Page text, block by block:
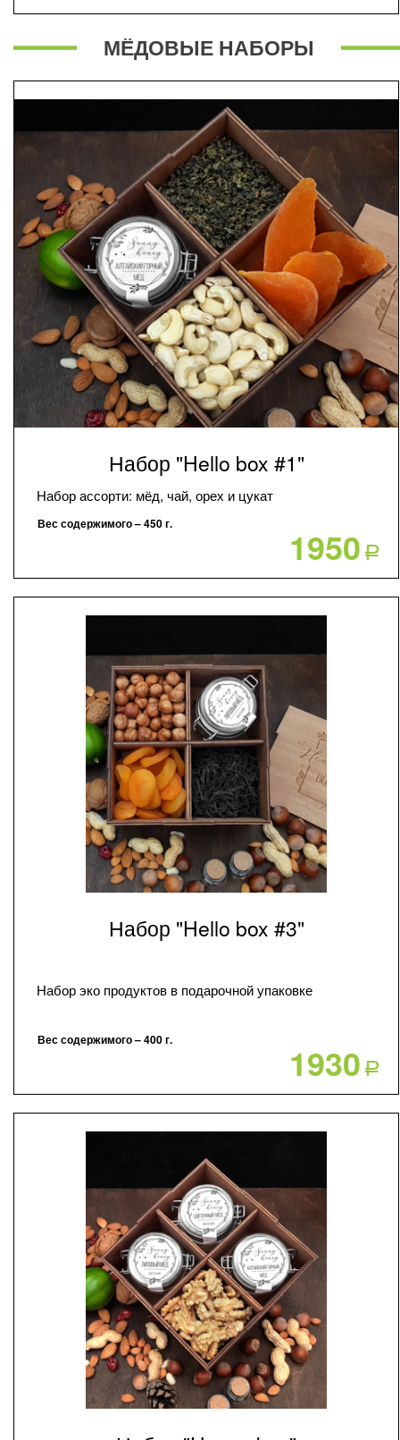
МЁДОВЫЕ НАБОРЫ
Набор "Hello box #1"
Набор ассорти: мёд, чай, орех и цукат
Вес содержимого – 450 г. 1950Р
Набор "Hello box #3"
Набор эко продуктов в подарочной упаковке
Вес содержимого – 400 г. 1930Р